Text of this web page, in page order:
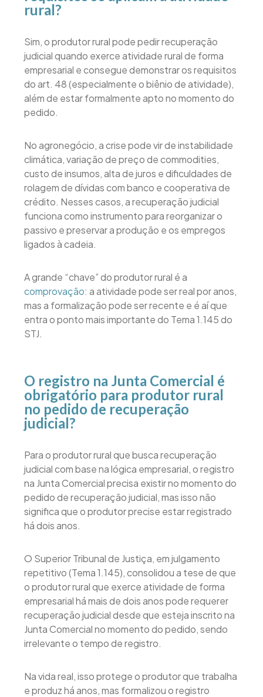
rural?
Sim, o produtor rural pode pedir recuperação
judicial quando exerce atividade rural de forma
empresarial e consegue demonstrar os requisitos
do art. 48 (especialmente o biênio de atividade),
além de estar formalmente apto no momento do
pedido.
No agronegócio, a crise pode vir de instabilidade
climática, variação de preço de commodities,
custo de insumos, alta de juros e dificuldades de
rolagem de dívidas com banco e cooperativa de
crédito. Nesses casos, a recuperação judicial
funciona como instrumento para reorganizar o
passivo e preservar a produção e os empregos
ligados à cadeia.
A grande “chave” do produtor rural é a
comprovação: a atividade pode ser real por anos,
mas a formalização pode ser recente e é aí que
entra o ponto mais importante do Tema 1.145 do
STJ.
O registro na Junta Comercial é
obrigatório para produtor rural
no pedido de recuperação
judicial?
Para o produtor rural que busca recuperação
judicial com base na lógica empresarial, o registro
na Junta Comercial precisa existir no momento do
pedido de recuperação judicial, mas isso não
significa que o produtor precise estar registrado
há dois anos.
O Superior Tribunal de Justiça, em julgamento
repetitivo (Tema 1.145), consolidou a tese de que
o produtor rural que exerce atividade de forma
empresarial há mais de dois anos pode requerer
recuperação judicial desde que esteja inscrito na
Junta Comercial no momento do pedido, sendo
irrelevante o tempo de registro.
Na vida real, isso protege o produtor que trabalha
e produz há anos, mas formalizou o registro